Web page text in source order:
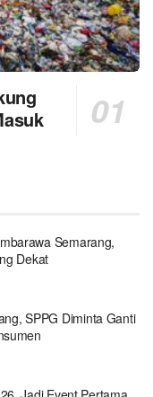
Semarang,
Dekat
SPPG Diminta Ganti